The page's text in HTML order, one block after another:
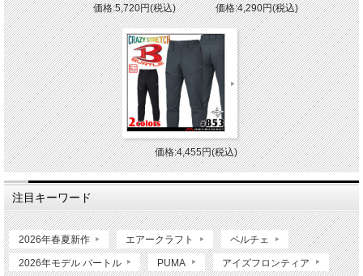
価格:5,720円(税込) 価格:4,290円(税込)
価格:4,455円(税込)
注目キーワード
2026年春夏新作 エアークラフト ペルチェ
2026年モデル バートル PUMA アイズフロンティア